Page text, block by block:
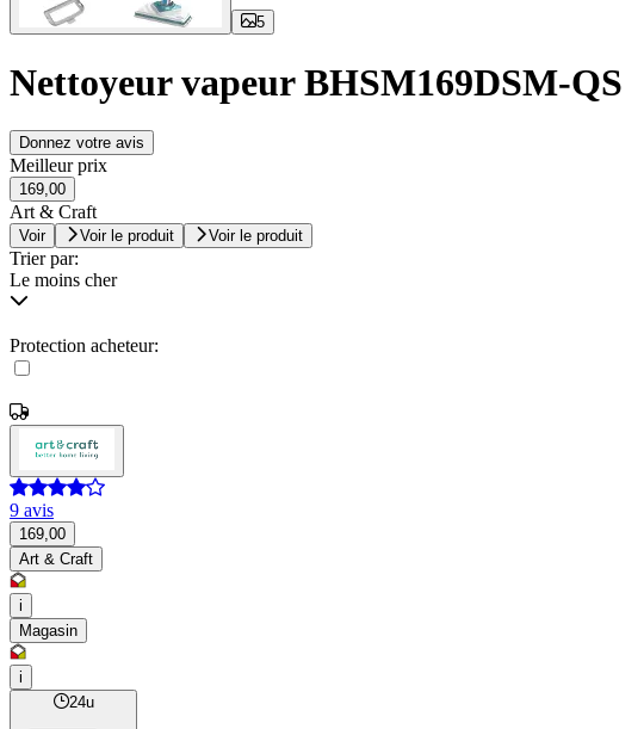
5
Nettoyeur vapeur BHSM169DSM-QS
Donnez votre avis
Meilleur prix
169,00
Art & Craft
Voir Voir le produit Voir le produit
Trier par:
Le moins cher
Protection acheteur:
9 avis
169,00
Art & Craft
i
Magasin
i
24u